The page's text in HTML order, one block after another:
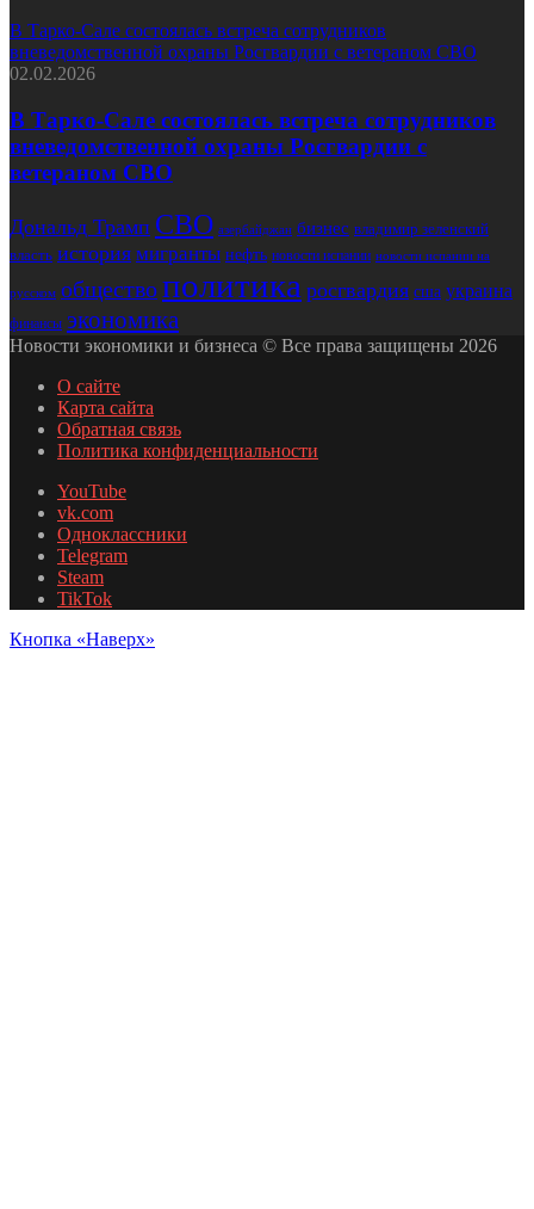
В Тарко-Сале состоялась встреча сотрудников
вневедомственной охраны Росгвардии с ветераном СВО
02.02.2026
В Тарко-Сале состоялась встреча сотрудников
вневедомственной охраны Росгвардии с
ветераном СВО
Дональд Трамп СВО азербайджан бизнес владимир зеленский
власть история мигранты нефть новости испании новости испании на
русском обществополитика росгвардия сша украина
финансы экономика
Новости экономики и бизнеса © Все права защищены 2026
О сайте
Карта сайта
Обратная связь
Политика конфиденциальности
YouTube
vk.com
Одноклассники
Telegram
Steam
TikTok
Кнопка «Наверх»